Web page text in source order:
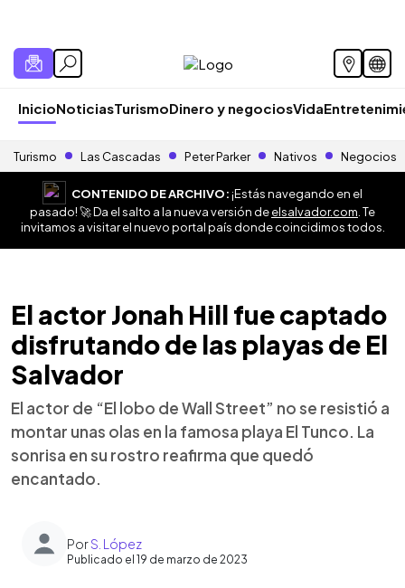
InicioNoticiasTurismoDinero y negociosVida
Turismo Las Cascadas Peter Parker Nativos Negocios
CONTENIDO DE ARCHIVO:¡Estás navegando en el
pasado! 🚀 Da el salto a la nueva versión deelsalvador.com . Te
invitamos a visitar el nuevo portal país donde coincidimos todos.
El actor Jonah Hill fue captado
disfrutando de las playas de El
Salvador
El actor de “El lobo de Wall Street” no se resistió a
montar unas olas en la famosa playa El Tunco. La
sonrisa en su rostro reafirma que quedó
encantado.
PorS. López
Publicado el 19 de marzo de 2023